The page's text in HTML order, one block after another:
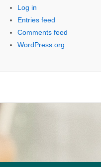
Log in
Entries feed
Comments feed
WordPress.org